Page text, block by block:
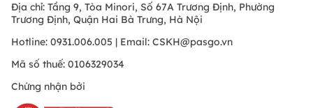
Địa chỉ: Tầng 9, Tòa Minori, Số 67A Trương Định, Phường
Trương Định, Quận Hai Bà Trưng, Hà Nội
Hotline: 0931.006.005 | Email: CSKH@pasgo.vn
Mã số thuế: 0106329034
Chứng nhận bởi